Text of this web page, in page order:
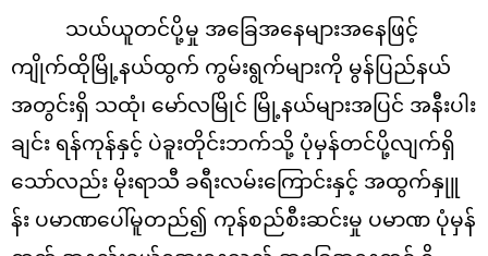
သယ်ယူတင်ပို့မှု အခြေအနေများအနေဖြင့်
ကျိုက်ထိုမြို့နယ်ထွက် ကွမ်းရွက်များကို မွန်ပြည်နယ်
အတွင်းရှိ သထုံ၊ မော်လမြိုင် မြို့နယ်များအပြင် အနီးပါး
ချင်း ရန်ကုန်နှင့် ပဲခူးတိုင်းဘက်သို့ ပုံမှန်တင်ပို့လျက်ရှိ
သော်လည်း မိုးရာသီ ခရီးလမ်းကြောင်းနှင့် အထွက်နှုူ
န်း ပမာဏပေါ်မူတည်၍ ကုန်စည်စီးဆင်းမှု ပမာဏ ပုံမှန်